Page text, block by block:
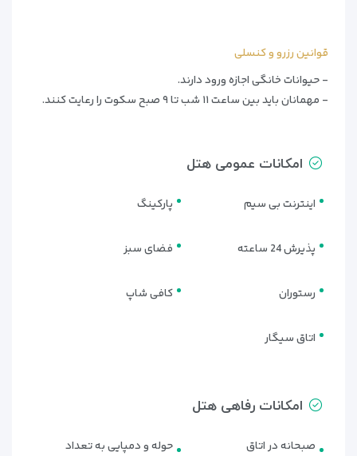
قوانین رزرو و کنسلی
- حیوانات خانگی اجازه ورود دارند.
- مهمانان باید بین ساعت ۱۱ شب تا ۹ صبح سکوت را رعایت کنند.
امکانات عمومی هتل
اینترنت بی سیم پارکینگ
پذیرش 24 ساعته فضای سبز
رستوران کافی شاپ
اتاق سیگار
امکانات رفاهی هتل
صبحانه در اتاق
حوله و دمپایی به تعداد